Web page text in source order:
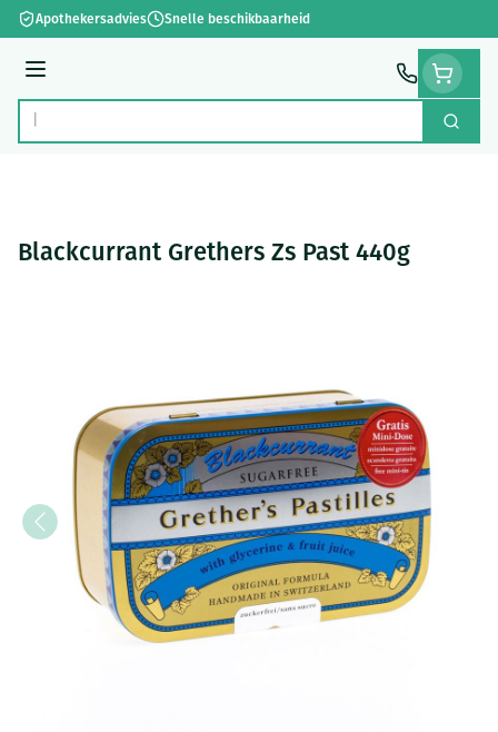
Ga naar de inhoud
Apothekersadvies Snelle beschikbaarheid
Menu
Product, merk, categorie... Zoek
Blackcurrant Grethers Zs Past 440g